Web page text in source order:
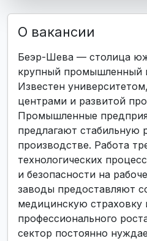
О вакансии
Беэр-Шева — столица
крупный промышленный
Известен
центрами и развитой
Промышленные
предлагают стабильную
производстве. Работа
технологических
и безопасности на
заводы предоставляют
медицинскую страховку
профессионального
сектор постоянно